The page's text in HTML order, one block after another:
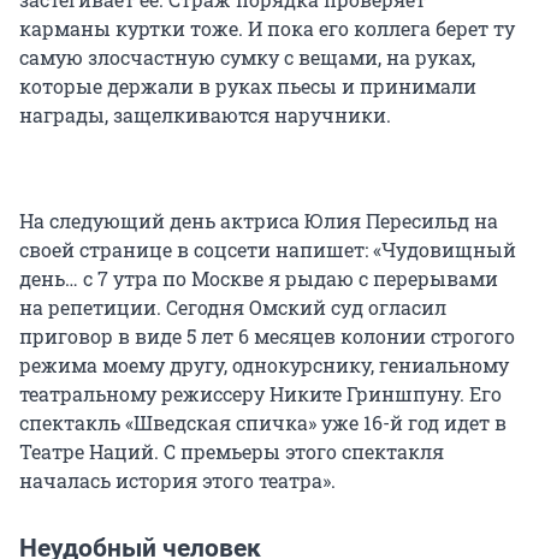
карманы куртки тоже. И пока его коллега берет ту
самую злосчастную сумку с вещами, на руках,
которые держали в руках пьесы и принимали
награды, защелкиваются наручники.
На следующий день актриса Юлия Пересильд на
своей странице в соцсети напишет: «Чудовищный
день… с 7 утра по Москве я рыдаю с перерывами
на репетиции. Сегодня Омский суд огласил
приговор в виде 5 лет 6 месяцев колонии строгого
режима моему другу, однокурснику, гениальному
театральному режиссеру Никите Гриншпуну. Его
спектакль «Шведская спичка» уже 16-й год идет в
Театре Наций. С премьеры этого спектакля
началась история этого театра».
Неудобный человек